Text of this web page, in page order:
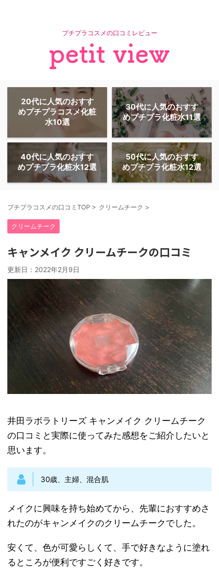
プチプラコスメの口コミレビュー
20代に人気のおすす
めプチプラコスメ化粧
水10選
30代に人気のおすす
めプチプラ化粧水11選
40代に人気のおすす
めプチプラ化粧水12選
50代に人気のおすす
めプチプラ化粧水12選
プチプラコスメの口コミTOP > クリームチーク >
クリームチーク
キャンメイク クリームチークの口コミ
更新日： 2022年2月9日
井田ラボラトリーズ キャンメイク クリームチーク
の口コミと実際に使ってみた感想をご紹介したいと
思います。
30歳、主婦、混合肌
メイクに興味を持ち始めてから、先輩におすすめさ
れたのがキャンメイクのクリームチークでした。
安くて、色が可愛らしくて、手で好きなように塗れ
るところが便利ですごく好きです。